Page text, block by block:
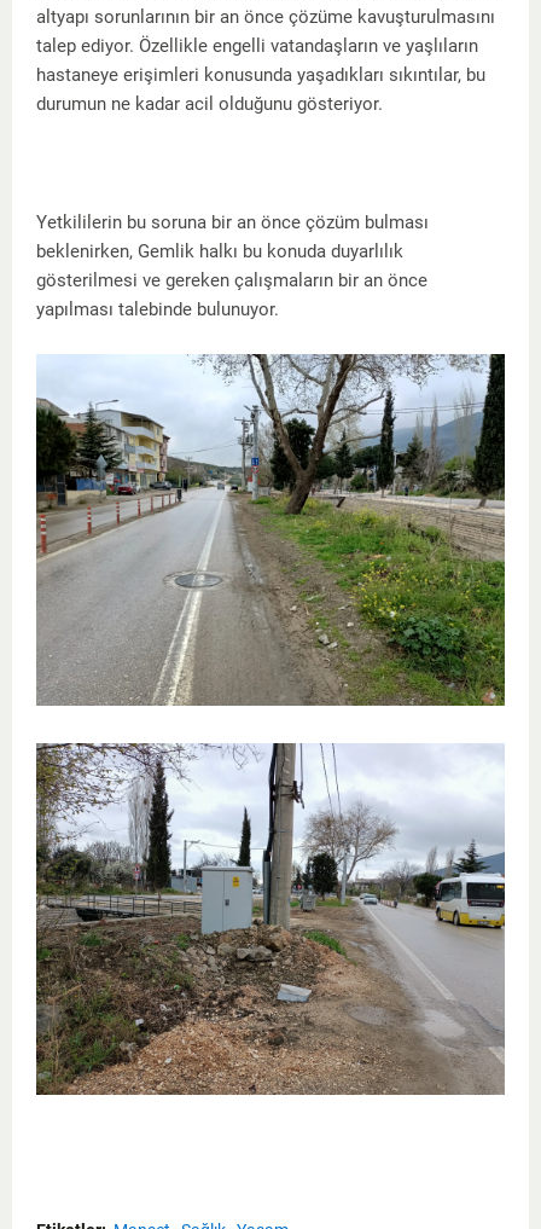
altyapı sorunlarının bir an önce çözüme kavuşturulmasını
talep ediyor. Özellikle engelli vatandaşların ve yaşlıların
hastaneye erişimleri konusunda yaşadıkları sıkıntılar, bu
durumun ne kadar acil olduğunu gösteriyor.
Yetkililerin bu soruna bir an önce çözüm bulması
beklenirken, Gemlik halkı bu konuda duyarlılık
gösterilmesi ve gereken çalışmaların bir an önce
yapılması talebinde bulunuyor.